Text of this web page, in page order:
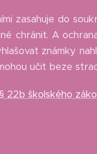
zasahuje do
chránit. A
známky
učit beze
§ 22b školského